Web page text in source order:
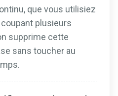
que vous utilisiez
plusieurs
supprime cette
sans toucher au